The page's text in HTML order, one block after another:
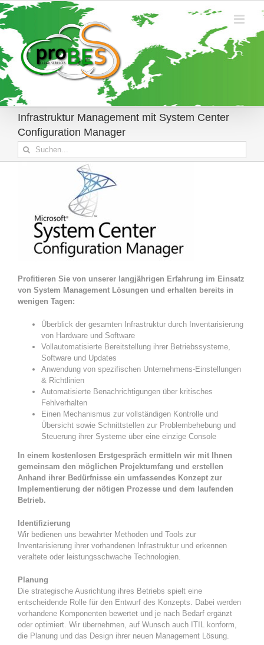
Zum
Inhalt
springen
Infrastruktur Management mit System Center
Configuration Manager
Suche
nach:
Profitieren Sie von unserer langjährigen Erfahrung im Einsatz
von System Management Lösungen und erhalten bereits in
wenigen Tagen:
Überblick der gesamten Infrastruktur durch Inventarisierung
von Hardware und Software
Vollautomatisierte Bereitstellung ihrer Betriebssysteme,
Software und Updates
Anwendung von spezifischen Unternehmens-Einstellungen
& Richtlinien
Automatisierte Benachrichtigungen über kritisches
Fehlverhalten
Einen Mechanismus zur vollständigen Kontrolle und
Übersicht sowie Schnittstellen zur Problembehebung und
Steuerung ihrer Systeme über eine einzige Console
In einem kostenlosen Erstgespräch ermitteln wir mit Ihnen
gemeinsam den möglichen Projektumfang und erstellen
Anhand ihrer Bedürfnisse ein umfassendes Konzept zur
Implementierung der nötigen Prozesse und dem laufenden
Betrieb.
Identifizierung
Wir bedienen uns bewährter Methoden und Tools zur
Inventarisierung ihrer vorhandenen Infrastruktur und erkennen
veraltete oder leistungsschwache Technologien.
Planung
Die strategische Ausrichtung ihres Betriebs spielt eine
entscheidende Rolle für den Entwurf des Konzepts. Dabei werden
vorhandene Komponenten bewertet und je nach Bedarf ergänzt
oder optimiert. Wir übernehmen, auf Wunsch auch ITIL konform,
die Planung und das Design ihrer neuen Management Lösung.